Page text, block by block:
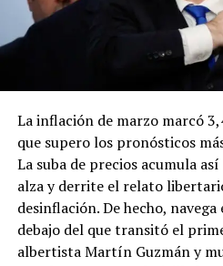
La inflación de marzo marcó
que supero los pronósticos
La suba de precios acumula
alza y derrite el relato
desinflación. De hecho,
debajo del que transitó el
albertista Martín Guzmán y